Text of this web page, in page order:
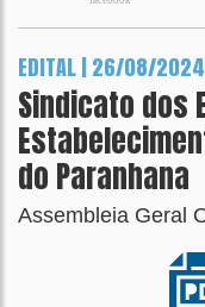
EDITAL | 26/08/2024
Sindicato dos
do Paranhana
Assembleia Geral